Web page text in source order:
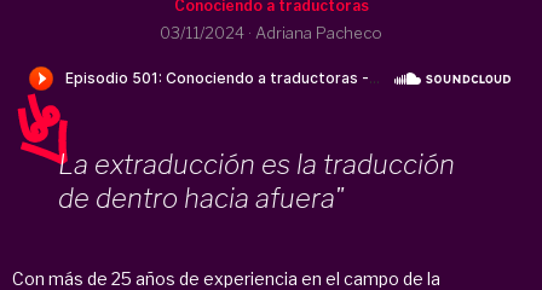
Conociendo a traductoras
03/11/2024 · Adriana Pacheco
La extraducción es la traducción
de dentro hacia afuera"
Con más de 25 años de experiencia en el campo de la